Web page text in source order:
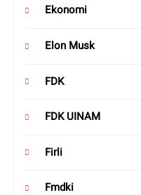
Ekonomi
Elon Musk
FDK
FDK UINAM
Firli
Fmdki